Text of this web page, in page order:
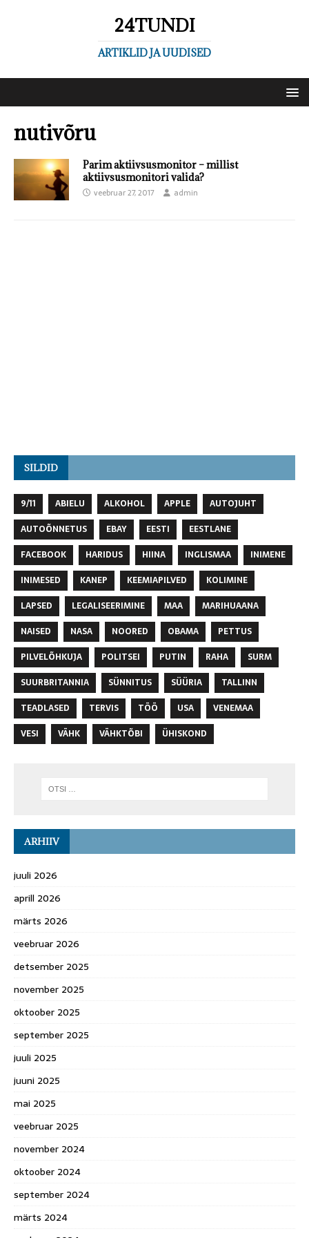
24TUNDI
ARTIKLID JA UUDISED
nutivõru
Parim aktiivsusmonitor – millist
aktiivsusmonitori valida?
veebruar 27, 2017 admin
SILDID
9/11 ABIELU ALKOHOL APPLE
AUTOJUHT
AUTOÕNNETUS
EBAY EESTI
EESTLANE
FACEBOOK
HARIDUS HIINA INGLISMAA
INIMENE
INIMESED
KANEP KEEMIAPILVED
KOLIMINE
LAPSED
LEGALISEERIMINE MAA
MARIHUAANA
NAISED
NASA NOORED OBAMA
PETTUS
PILVELÕHKUJA
POLITSEI PUTIN RAHA
SURM
SUURBRITANNIA
SÜNNITUS SÜÜRIA
TALLINN
TEADLASED
TERVIS TÖÖ USA
VENEMAA
VESI
VÄHK VÄHKTÕBI ÜHISKOND
ARHIIV
juuli 2026
aprill 2026
märts 2026
veebruar 2026
detsember 2025
november 2025
oktoober 2025
september 2025
juuli 2025
juuni 2025
mai 2025
veebruar 2025
november 2024
oktoober 2024
september 2024
märts 2024